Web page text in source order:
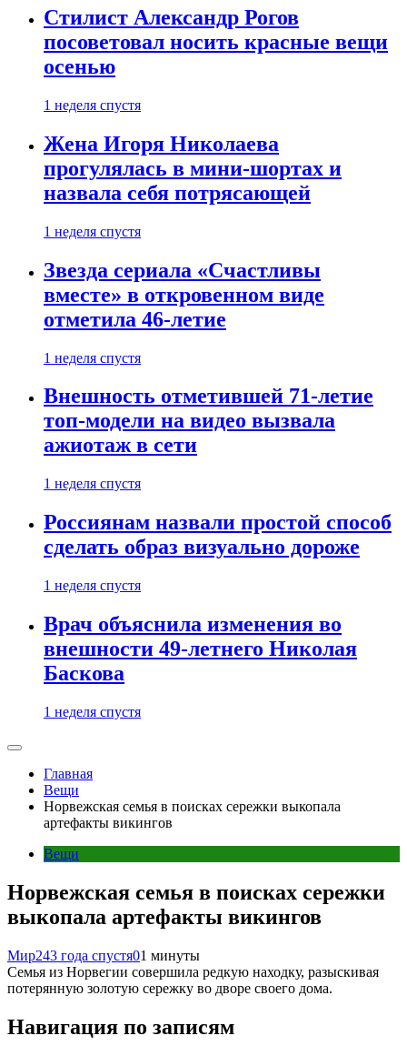
Стилист Александр Рогов
посоветовал носить красные вещи
осенью
1 неделя спустя
Жена Игоря Николаева
прогулялась в мини-шортах и
назвала себя потрясающей
1 неделя спустя
Звезда сериала «Счастливы
вместе» в откровенном виде
отметила 46-летие
1 неделя спустя
Внешность отметившей 71-летие
топ-модели на видео вызвала
ажиотаж в сети
1 неделя спустя
Россиянам назвали простой способ
сделать образ визуально дороже
1 неделя спустя
Врач объяснила изменения во
внешности 49-летнего Николая
Баскова
1 неделя спустя
Главная
Вещи
Норвежская семья в поисках сережки выкопала
артефакты викингов
Вещи
Норвежская семья в поисках сережки
выкопала артефакты викингов
Мир243 года спустя01 минуты
Семья из Норвегии совершила редкую находку, разыскивая
потерянную золотую сережку во дворе своего дома.
Навигация по записям